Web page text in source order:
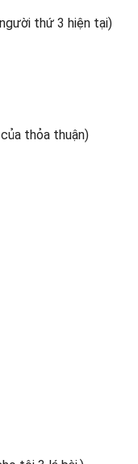
thứ 3 hiện tại)
thỏa thuận)